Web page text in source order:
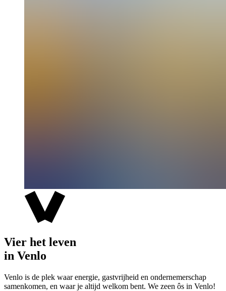
Vier het leven
in Venlo
Venlo is de plek waar energie, gastvrijheid en ondernemerschap
samenkomen, en waar je altijd welkom bent. We zeen ôs in Venlo!